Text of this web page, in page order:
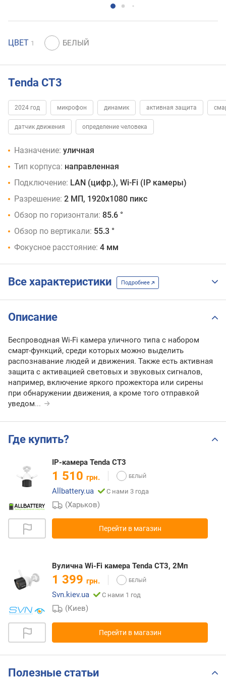
ЦВЕТ 1
Tenda CT3
2024 год микрофон динамик активная защита
датчик движения определение человека
Назначение: уличная
Тип корпуса: направленная
Подключение: LAN (цифр.), Wi-Fi (IP камеры)
Разрешение: 2 МП, 1920x1080 пикс
Обзор по горизонтали: 85.6 °
Обзор по вертикали: 55.3 °
Фокусное расстояние: 4 мм
Все характеристики Подробнее
Описание
Беспроводная Wi-Fi камера уличного типа с набором
смарт-функций, среди которых можно выделить
распознавание людей и движения. Также есть активная
защита с активацией световых и звуковых сигналов,
например, включение яркого прожектора или сирены
при обнаружении движения, а кроме того отправкой
уведом...
Где купить?
IP-камера Tenda CT3
1 510 грн.
Allbattery.ua
С нами 3 года
(Харьков)
Перейти в магазин
Вулична Wi-Fi камера Tenda CT3, 2Мп
1 399 грн.
Svn.kiev.ua
С нами 1 год
(Киев)
Перейти в магазин
Полезные статьи